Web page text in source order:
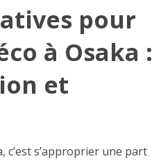
pour
à Osaka :
et
c’est s’approprier une part